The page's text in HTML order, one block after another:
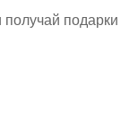
подарки